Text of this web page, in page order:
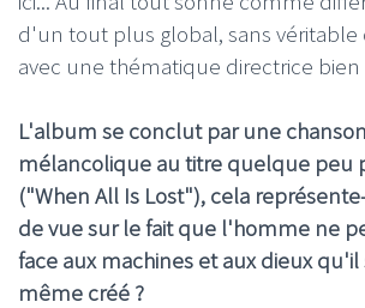
d'un tout plus global, sans véritable
avec une thématique directrice bien
L'album se conclut par une
mélancolique au titre quelque peu
("When All Is Lost"), cela
de vue sur le fait que l'homme ne
face aux machines et aux dieux
même créé ?